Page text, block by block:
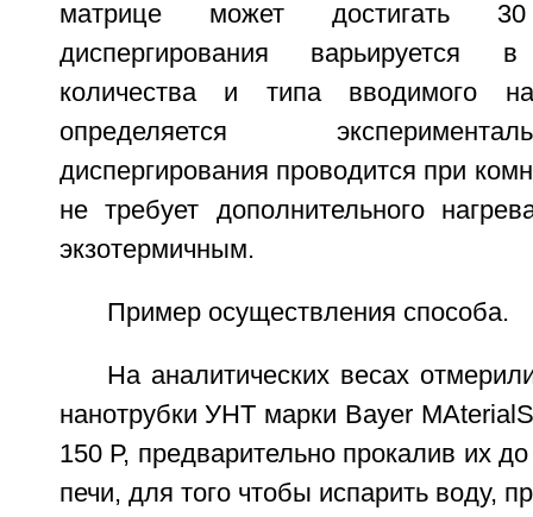
матрице может достигать
диспергирования варьируется
количества и типа вводимого
определяется
диспергирования проводится при
не требует дополнительного
экзотермичным.
Пример осуществления способа.
На аналитических весах
нанотрубки УНТ марки Bayer
150 Р, предварительно прокалив их
печи, для того чтобы испарить воду,